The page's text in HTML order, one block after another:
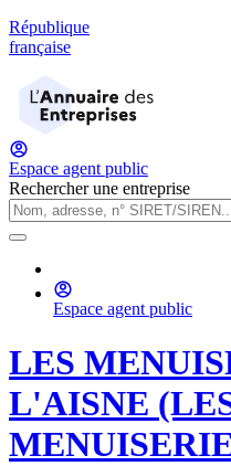
République
française
Espace agent public
Rechercher une entreprise
Espace agent public
LES
L'AISNE